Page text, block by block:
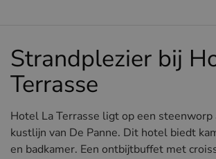
Strandplezier bij
Terrasse
Hotel La Terrasse ligt op een steenworp
kustlijn van De Panne. Dit hotel biedt
en badkamer. Een ontbijtbuffet met